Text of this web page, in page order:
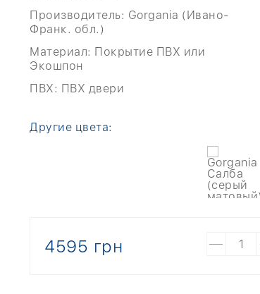
Производитель: Gorgania (Ивано-
Франк. обл.)
Материал: Покрытие ПВХ или
Экошпон
ПВХ: ПВХ двери
Другие цвета:
4595 грн